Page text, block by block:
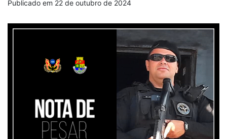
Publicado em 22 de outubro de 2024